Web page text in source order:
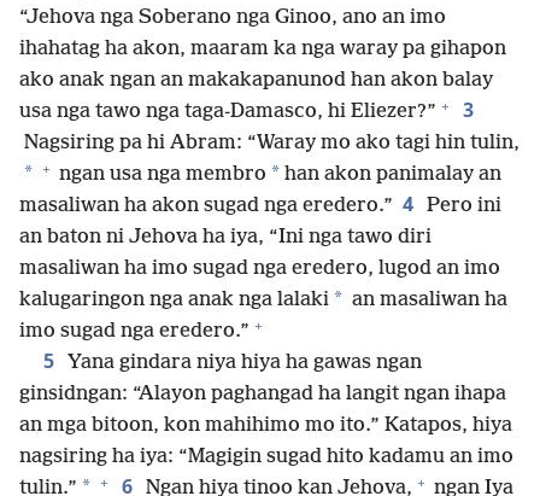
“Jehova nga Soberano nga Ginoo, ano an imo
ihahatag ha akon, maaram ka nga waray pa gihapon
ako anak ngan an makakapanunod han akon balay
usa nga tawo nga taga-Damasco, hi Eliezer?” + 3
Nagsiring pa hi Abram: “Waray mo ako tagi hin tulin,
* + ngan usa nga membro * han akon panimalay an
masaliwan ha akon sugad nga eredero.” 4 Pero ini
an baton ni Jehova ha iya, “Ini nga tawo diri
masaliwan ha imo sugad nga eredero, lugod an imo
kalugaringon nga anak nga lalaki * an masaliwan ha
imo sugad nga eredero.” +
5
Yana gindara niya hiya ha gawas ngan
ginsidngan: “Alayon paghangad ha langit ngan ihapa
an mga bitoon, kon mahihimo mo ito.” Katapos, hiya
nagsiring ha iya: “Magigin sugad hito kadamu an imo
tulin.” * + 6 Ngan hiya tinoo kan Jehova, + ngan Iya